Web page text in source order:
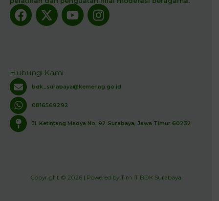
Facebook
X-
twitter
YoutubeInstagram
Hubungi Kami
bdk_surabaya@kemenag.go.id
0816569292
Jl. Ketintang Madya No. 92 Surabaya, Jawa Timur 60232
Copyright © 2026 | Powered by Tim IT BDK Surabaya